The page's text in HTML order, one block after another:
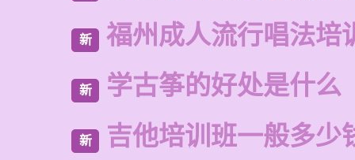
新 福州成人流行唱法培
新 学古筝的好处是什么
新 吉他培训班一般多少